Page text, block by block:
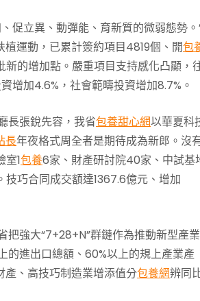
促立異、動彈能、育新質的微弱態勢。
運動，已累計簽約項目4819個、開包
新的增加點。嚴重項目支持感化凸顯，
增加4.6%，社會範疇投資增加8.7%。
長張銳先容，我省包養甜心網以華夏科
長年夜格式周全者是期待成為新郎。沒
室1包養6家、財產研討院40家、中試基
巧合同成交額達1367.6億元、增加
強大“7+28+N”群鏈作為推動新型產
的進出口總額、60%以上的規上產業產
產、高技巧制造業增添值分包養網辨同